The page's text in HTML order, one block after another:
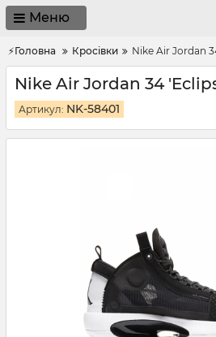
Меню
⚡Головна Кросівки Nike Air Jordan
Nike Air Jordan 34
Артикул: NK-58401